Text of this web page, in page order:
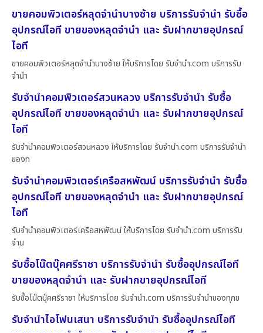
ขายคอมพิวเตอร์หลุดจำนำบางซ้าย บริการรับจำนำ รับซื้อ
อุปกรณ์ไอที ขายของหลุดจำนำ และ รับฝากขายอุปกรณ์
ไอที
ขายคอมพิวเตอร์หลุดจำนำบางซ้าย ให้บริการโดย รับจํานํา.com บริการรับ
จำนำ
รับจำนำคอมพิวเตอร์สวนหลวง บริการรับจำนำ รับซื้อ
อุปกรณ์ไอที ขายของหลุดจำนำ และ รับฝากขายอุปกรณ์
ไอที
รับจำนำคอมพิวเตอร์สวนหลวง ให้บริการโดย รับจํานํา.com บริการรับจำนำ
ของท
รับจำนำคอมพิวเตอร์เครือสหพัฒน์ บริการรับจำนำ รับซื้อ
อุปกรณ์ไอที ขายของหลุดจำนำ และ รับฝากขายอุปกรณ์
ไอที
รับจำนำคอมพิวเตอร์เครือสหพัฒน์ ให้บริการโดย รับจํานํา.com บริการรับ
จำน
รับซื้อโน๊ตบุ๊คศรีราชา บริการรับจำนำ รับซื้ออุปกรณ์ไอที
ขายของหลุดจำนำ และ รับฝากขายอุปกรณ์ไอที
รับซื้อโน๊ตบุ๊คศรีราชา ให้บริการโดย รับจํานํา.com บริการรับจำนำของทุกช
รับจำนำไอโฟนเสนา บริการรับจำนำ รับซื้ออุปกรณ์ไอที